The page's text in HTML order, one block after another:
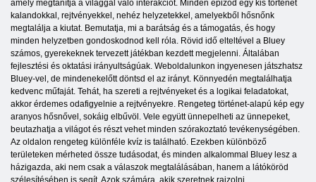
amely megtanítja a világgal való interakciót. Minden epizód egy kis történet
kalandokkal, rejtvényekkel, nehéz helyzetekkel, amelyekből hősnőnk
megtalálja a kiutat. Bemutatja, mi a barátság és a támogatás, és hogy
minden helyzetben gondoskodnod kell róla. Rövid idő elteltével a Bluey
számos, gyerekeknek tervezett játékban kezdett megjelenni. Általában
fejlesztési és oktatási irányultságúak. Weboldalunkon ingyenesen játszhatsz
Bluey-vel, de mindenekelőtt döntsd el az irányt. Könnyedén megtalálhatja
kedvenc műfaját. Tehát, ha szereti a rejtvényeket és a logikai feladatokat,
akkor érdemes odafigyelnie a rejtvényekre. Rengeteg történet-alapú kép egy
aranyos hősnővel, sokáig elbűvöl. Vele együtt ünnepelheti az ünnepeket,
beutazhatja a világot és részt vehet minden szórakoztató tevékenységében.
Az oldalon rengeteg különféle kvíz is található. Ezekben különböző
területeken mérheted össze tudásodat, és minden alkalommal Bluey lesz a
házigazda, aki nem csak a válaszok megtalálásában, hanem a látóköröd
szélesítésében is segít. Azok számára, akik szeretnek rajzolni,